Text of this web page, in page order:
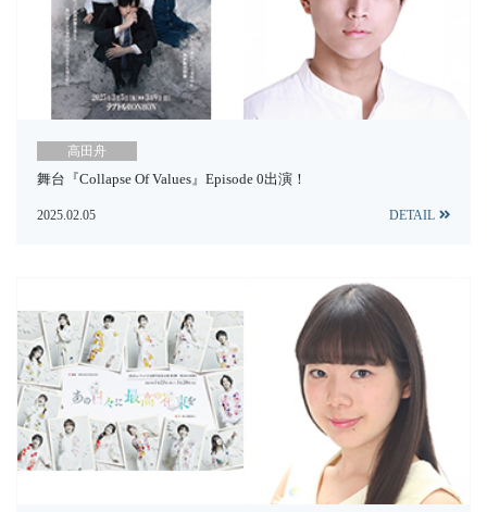
高田舟
舞台『Collapse Of Values』Episode 0出演！
2025.02.05 DETAIL